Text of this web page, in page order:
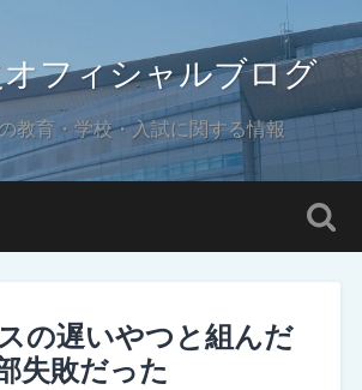
フィシャルブログ
教育・学校・入試に関する情報
の遅いやつと組んだ
失敗だった